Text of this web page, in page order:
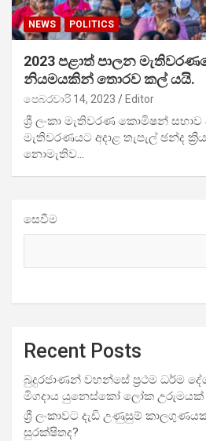
NEWS POLITICS
2023 පළාත් පාලන
නියමයකින් තොරව කල් යයි.
පෙබරවාරි 14, 2023 Editor
ශ්‍රී ලංකා මැතිවරණ කොමිෂන්
මැතිවරණයට අදාළ තැපැල් ඡන්ද
නොමැතිව…
සෙවීම
Recent Posts
බුදුරජාණන් වහන්සේ ප්‍රථම ධර්ම
මිගදාය යුනෙස්කෝ ලෝක උරුමයක්
ශ්‍රී ලංකාවට දැඩි උණුසුම්
සුරක්ෂිතද?